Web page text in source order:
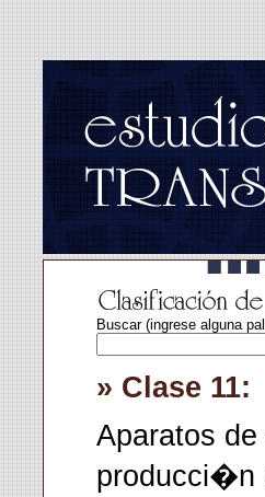
Buscar (ingrese alguna
» Clase 11:
Aparatos
producci�n